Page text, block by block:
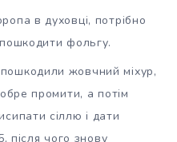
в духовці, потрібно
фольгу.
жовчний міхур,
промити, а потім
сіллю і дати
після чого знову